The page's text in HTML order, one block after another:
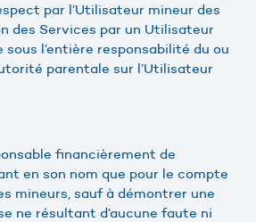
par l’Utilisateur mineur des
des Services par un Utilisateur
l’entière responsabilité du ou
parentale sur l’Utilisateur
financièrement de
en son nom que pour le compte
mineurs, sauf à démontrer une
ne résultant d’aucune faute ni